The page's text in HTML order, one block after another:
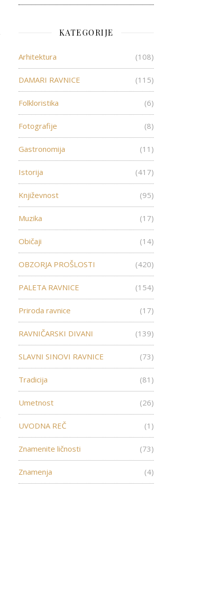
KATEGORIJE
Arhitektura (108)
DAMARI RAVNICE (115)
Folkloristika (6)
Fotografije (8)
Gastronomija (11)
Istorija (417)
Književnost (95)
Muzika (17)
Običaji (14)
OBZORJA PROŠLOSTI (420)
PALETA RAVNICE (154)
Priroda ravnice (17)
RAVNIČARSKI DIVANI (139)
SLAVNI SINOVI RAVNICE (73)
Tradicija (81)
Umetnost (26)
UVODNA REČ (1)
Znamenite ličnosti (73)
Znamenja (4)